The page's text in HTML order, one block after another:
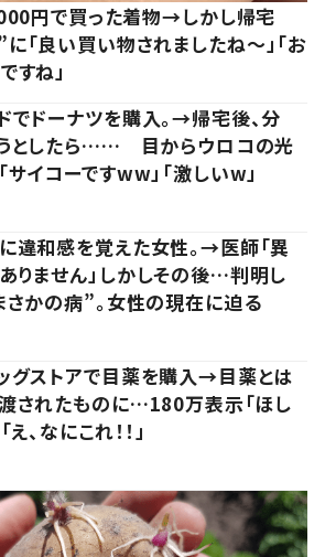
円で買った着物→しかし帰宅
「良い買い物されましたね～」「お
すね」
でドーナツを購入。→帰宅後、分
としたら…… 目からウロコの光
サイコーですww」「激しいw」
違和感を覚えた女性。→医師「異
りません」しかしその後…判明し
さかの病”。女性の現在に迫る
グストアで目薬を購入→目薬とは
されたものに…180万表示「ほし
え、なにこれ！！」